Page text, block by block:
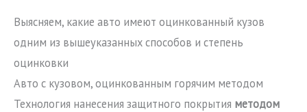
Выясняем, какие авто имеют оцинкованный кузов
одним из вышеуказанных способов и степень
оцинковки
Авто с кузовом, оцинкованным горячим методом
Технология нанесения защитного покрытия методом